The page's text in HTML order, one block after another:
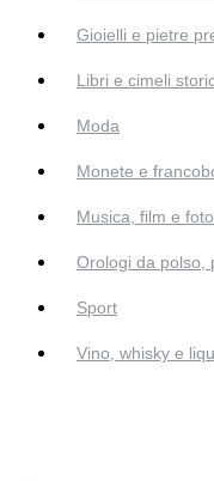
Gioielli e pietre
Libri e cimeli
Moda
Monete e
Musica, film e
Orologi da polso,
Sport
Vino, whisky e